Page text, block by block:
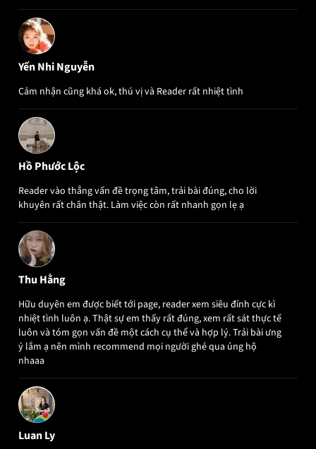
Yến Nhi Nguyễn
Cảm nhận cũng khá ok, thú vị và Reader rất nhiệt tình
Hồ Phước Lộc
Reader vào thẳng vấn đề trọng tâm, trải bài đúng, cho lời
khuyên rất chân thật. Làm việc còn rất nhanh gọn lẹ ạ
Thu Hằng
Hữu duyên em được biết tới page, reader xem siêu đỉnh cực kì
nhiệt tình luôn ạ. Thật sự em thấy rất đúng, xem rất sát thực tế
luôn và tóm gọn vấn đề một cách cụ thể và hợp lý. Trải bài ưng
ý lắm ạ nên mình recommend mọi người ghé qua ủng hộ
nhaaa
Luan Ly